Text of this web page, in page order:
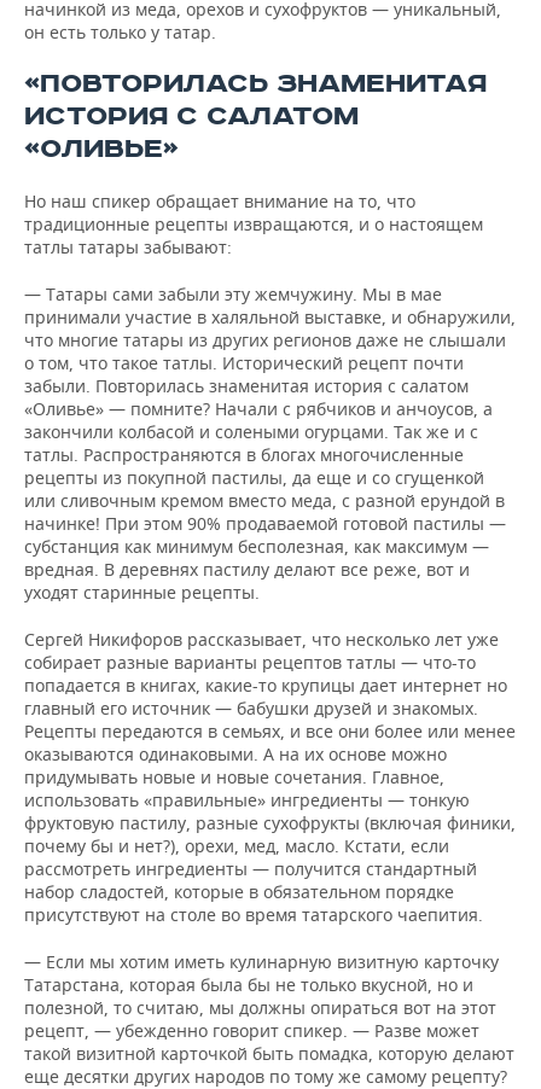
начинкой из меда, орехов и сухофруктов — уникальный,
он есть только у татар.
«ПОВТОРИЛАСЬ ЗНАМЕНИТАЯ
ИСТОРИЯ С САЛАТОМ
«ОЛИВЬЕ»
Но наш спикер обращает внимание на то, что
традиционные рецепты извращаются, и о настоящем
татлы татары забывают:
— Татары сами забыли эту жемчужину. Мы в мае
принимали участие в халяльной выставке, и обнаружили,
что многие татары из других регионов даже не слышали
о том, что такое татлы. Исторический рецепт почти
забыли. Повторилась знаменитая история с салатом
«Оливье» — помните? Начали с рябчиков и анчоусов, а
закончили колбасой и солеными огурцами. Так же и с
татлы. Распространяются в блогах многочисленные
рецепты из покупной пастилы, да еще и со сгущенкой
или сливочным кремом вместо меда, с разной ерундой в
начинке! При этом 90% продаваемой готовой пастилы —
субстанция как минимум бесполезная, как максимум —
вредная. В деревнях пастилу делают все реже, вот и
уходят старинные рецепты.
Сергей Никифоров рассказывает, что несколько лет уже
собирает разные варианты рецептов татлы — что-то
попадается в книгах, какие-то крупицы дает интернет но
главный его источник — бабушки друзей и знакомых.
Рецепты передаются в семьях, и все они более или менее
оказываются одинаковыми. А на их основе можно
придумывать новые и новые сочетания. Главное,
использовать «правильные» ингредиенты — тонкую
фруктовую пастилу, разные сухофрукты (включая финики,
почему бы и нет?), орехи, мед, масло. Кстати, если
рассмотреть ингредиенты — получится стандартный
набор сладостей, которые в обязательном порядке
присутствуют на столе во время татарского чаепития.
— Если мы хотим иметь кулинарную визитную карточку
Татарстана, которая была бы не только вкусной, но и
полезной, то считаю, мы должны опираться вот на этот
рецепт, — убежденно говорит спикер. — Разве может
такой визитной карточкой быть помадка, которую делают
еще десятки других народов по тому же самому рецепту?